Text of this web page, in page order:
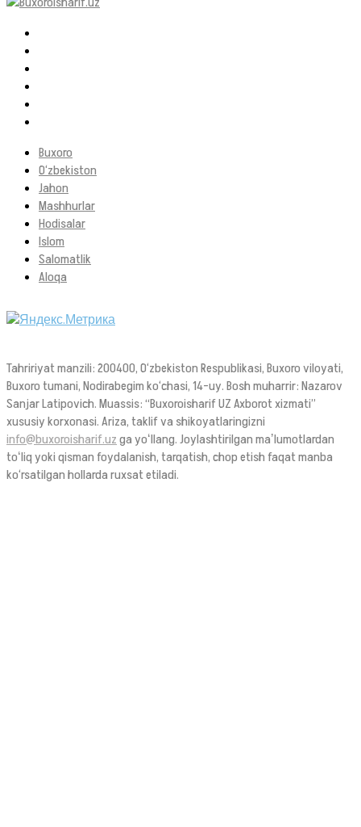
Buxoro
O‘zbekiston
Jahon
Mashhurlar
Hodisalar
Islom
Salomatlik
Aloqa
Tahririyat manzili: 200400, O‘zbekiston Respublikasi, Buxoro viloyati,
Buxoro tumani, Nodirabegim ko‘chasi, 14-uy. Bosh muharrir: Nazarov
Sanjar Latipovich. Muassis: “Buxoroisharif UZ Axborot xizmati”
xususiy korxonasi. Ariza, taklif va shikoyatlaringizni
info@buxoroisharif.uzga yoʻllang. Joylashtirilgan maʼlumotlardan
toʻliq yoki qisman foydalanish, tarqatish, chop etish faqat manba
ko‘rsatilgan hollarda ruxsat etiladi.